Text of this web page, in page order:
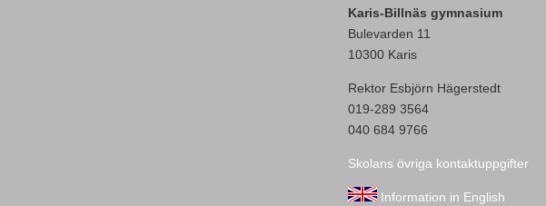
Karis-Billnäs gymnasium
Bulevarden 11
10300 Karis
Rektor Esbjörn Hägerstedt
019-289 3564
040 684 9766
Skolans övriga kontaktuppgifter
Information in English